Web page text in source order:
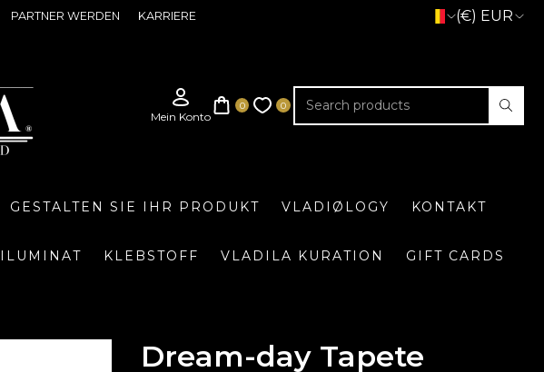
PARTNER WERDEN KARRIERE (€) EUR
GESTALTEN SIE IHR PRODUKT VLADIØLOGY KONTAKT
ILUMINAT KLEBSTOFF VLADILA KURATION GIFT CARDS
Dream-day Tapete